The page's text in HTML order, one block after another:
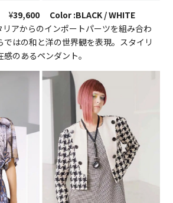
¥39,600 Color :BLACK / WHITE
アからのインポートパーツを組み合わ
ではの和と洋の世界観を表現。スタイリ
のあるペンダント。